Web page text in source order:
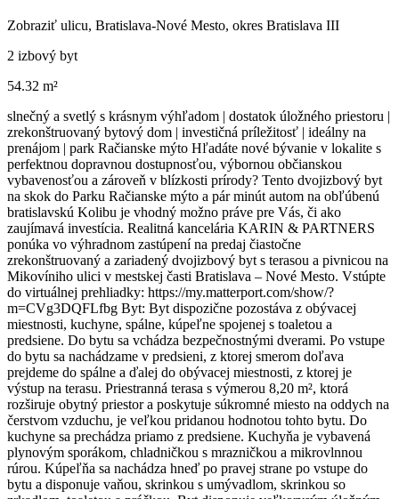
Zobraziť ulicu, Bratislava-Nové Mesto, okres Bratislava III
2 izbový byt
54.32 m²
slnečný a svetlý s krásnym výhľadom | dostatok úložného priestoru |
zrekonštruovaný bytový dom | investičná príležitosť | ideálny na
prenájom | park Račianske mýto Hľadáte nové bývanie v lokalite s
perfektnou dopravnou dostupnosťou, výbornou občianskou
vybavenosťou a zároveň v blízkosti prírody? Tento dvojizbový byt
na skok do Parku Račianske mýto a pár minút autom na obľúbenú
bratislavskú Kolibu je vhodný možno práve pre Vás, či ako
zaujímavá investícia. Realitná kancelária KARIN & PARTNERS
ponúka vo výhradnom zastúpení na predaj čiastočne
zrekonštruovaný a zariadený dvojizbový byt s terasou a pivnicou na
Mikovíniho ulici v mestskej časti Bratislava – Nové Mesto. Vstúpte
do virtuálnej prehliadky: https://my.matterport.com/show/?
m=CVg3DQFLfbg Byt: Byt dispozične pozostáva z obývacej
miestnosti, kuchyne, spálne, kúpeľne spojenej s toaletou a
predsiene. Do bytu sa vchádza bezpečnostnými dverami. Po vstupe
do bytu sa nachádzame v predsieni, z ktorej smerom doľava
prejdeme do spálne a ďalej do obývacej miestnosti, z ktorej je
výstup na terasu. Priestranná terasa s výmerou 8,20 m², ktorá
rozširuje obytný priestor a poskytuje súkromné miesto na oddych na
čerstvom vzduchu, je veľkou pridanou hodnotou tohto bytu. Do
kuchyne sa prechádza priamo z predsiene. Kuchyňa je vybavená
plynovým sporákom, chladničkou s mrazničkou a mikrovlnnou
rúrou. Kúpeľňa sa nachádza hneď po pravej strane po vstupe do
bytu a disponuje vaňou, skrinkou s umývadlom, skrinkou so